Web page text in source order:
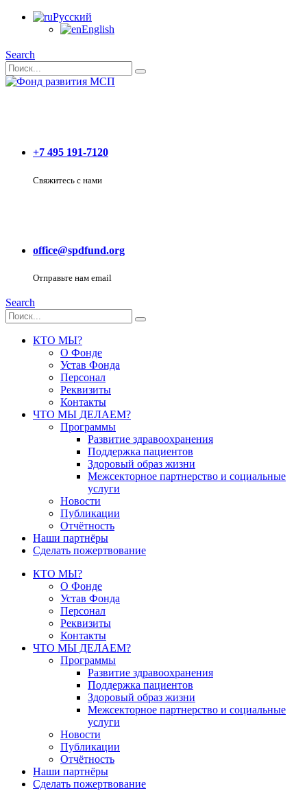
Русский
English
Search
+7 495 191-7120
Свяжитесь с нами
office@spdfund.org
Отправьте нам email
Search
КТО МЫ?
О Фонде
Устав Фонда
Персонал
Реквизиты
Контакты
ЧТО МЫ ДЕЛАЕМ?
Программы
Развитие здравоохранения
Поддержка пациентов
Здоровый образ жизни
Межсекторное партнерство и социальные
услуги
Новости
Публикации
Отчётность
Наши партнёры
Сделать пожертвование
КТО МЫ?
О Фонде
Устав Фонда
Персонал
Реквизиты
Контакты
ЧТО МЫ ДЕЛАЕМ?
Программы
Развитие здравоохранения
Поддержка пациентов
Здоровый образ жизни
Межсекторное партнерство и социальные
услуги
Новости
Публикации
Отчётность
Наши партнёры
Сделать пожертвование